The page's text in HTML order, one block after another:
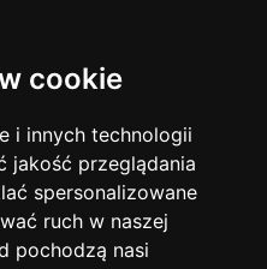
cookie
i innych technologii
jakość przeglądania
spersonalizowane
ruch w naszej
pochodzą nasi
13745
12928
4885
4307
3426
Warszawa
Korepetycje
Online
14838
Kraków 7753
Wrocław